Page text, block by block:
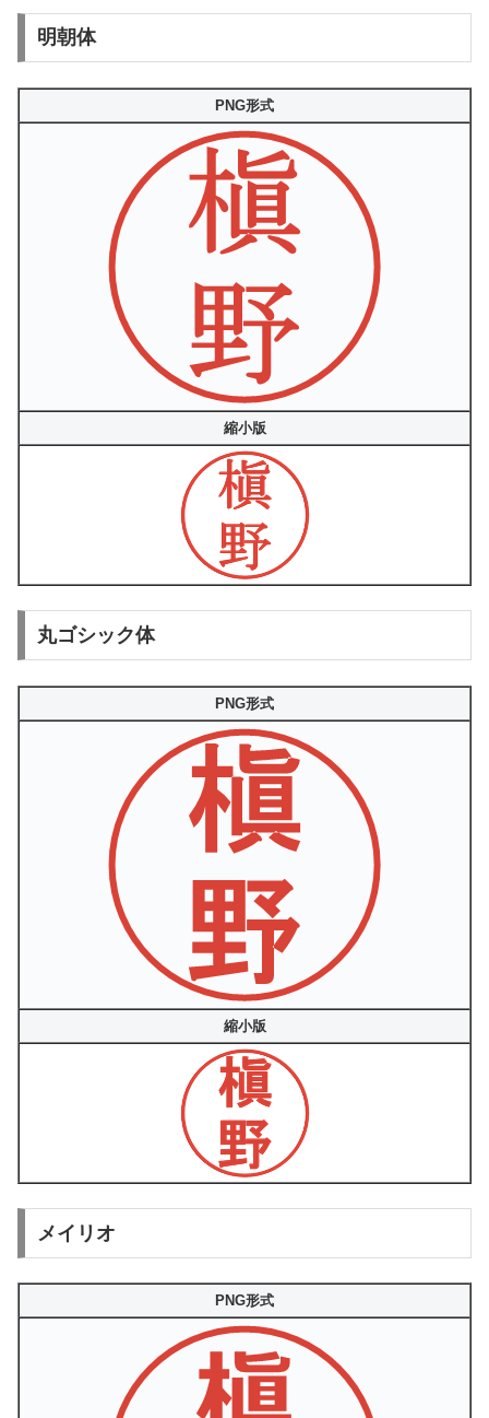
明朝体
PNG形式
縮小版
丸ゴシック体
PNG形式
縮小版
メイリオ
PNG形式